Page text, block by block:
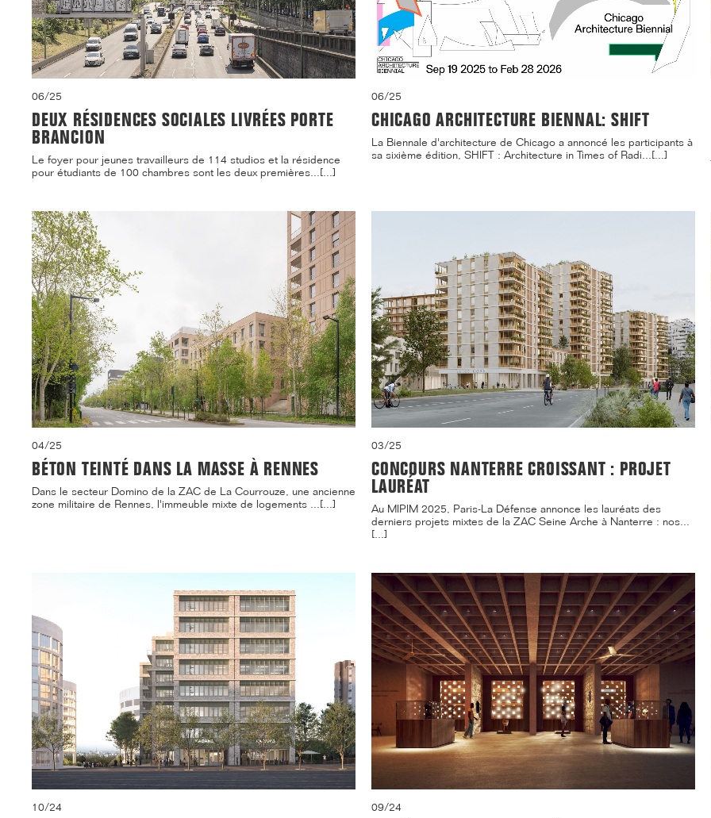
06/25
DEUX RÉSIDENCES SOCIALES LIVRÉES PORTE
BRANCION
Le foyer pour jeunes travailleurs de 114 studios et la résidence
pour étudiants de 100 chambres sont les deux premières...[...]
06/25
CHICAGO ARCHITECTURE BIENNAL: SHIFT
La Biennale d'architecture de Chicago a annoncé les participants à
sa sixième édition, SHIFT : Architecture in Times of Radi...[...]
04/25
BÉTON TEINTÉ DANS LA MASSE À RENNES
Dans le secteur Domino de la ZAC de La Courrouze, une ancienne
zone militaire de Rennes, l'immeuble mixte de logements ...[...]
03/25
CONCOURS NANTERRE CROISSANT : PROJET
LAURÉAT
Au MIPIM 2025, Paris-La Défense annonce les lauréats des
derniers projets mixtes de la ZAC Seine Arche à Nanterre : nos...
[...]
10/24 09/24